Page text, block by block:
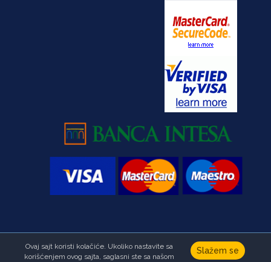
Copyright © Fondacija Ana i Vlade Divac.Sva prava zadržana
Developed byHALO Creative Team
Slažem se
Ovaj sajt koristi kolačiće. Ukoliko nastavite sa
korišćenjem ovog sajta, saglasni ste sa našom